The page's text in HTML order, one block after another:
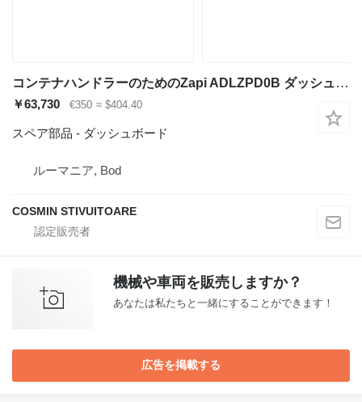
コンテナハンドラーのためのZapi ADLZPD0B ダッシュボード
￥63,730 €350 ≈ $404.40
スペア部品 - ダッシュボード
ルーマニア, Bod
COSMIN STIVUITOARE
機械や車両を販売しますか？
あなたは私たちと一緒にすることができます！
広告を掲載する